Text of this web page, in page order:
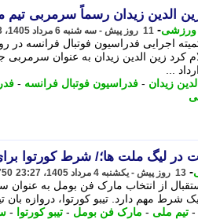
الدین زیدان رسماً سرمربی
ورزشی- 11 روز پیش - سه شنبه 6 مرداد 1405، 14:03
اجرایی فدراسیون فوتبال فرانسه در
کرد زین الدین زیدان به عنوان سرمربی
...
زیدان - فدراسیون فوتبال فرانسه -
در لیگ ملت ها؛/ شرط کورتوا
- 13 روز پیش - یکشنبه 4 مرداد 1405، 23:27
استقبال از انتخاب مارک فن بومل به
مهم دارد. تیبو کورتوا، دروازه بان
- تیم ملی - مارک فن بومل - تیبو کورتوا -